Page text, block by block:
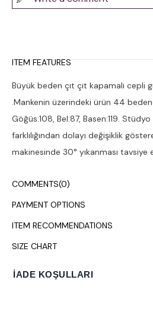
ITEM FEATURES
Büyük beden çıt çıt kapamalı cepli
.Mankenin üzerindeki ürün 44
Göğüs:108, Bel:87, Basen:119.
farklılığından dolayı değişiklik
makinesinde 30° yıkanması tavsiye
COMMENTS(0)
PAYMENT OPTIONS
ITEM RECOMMENDATIONS
SIZE CHART
İADE KOŞULLARI